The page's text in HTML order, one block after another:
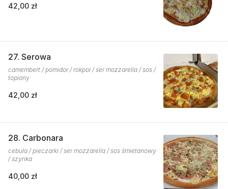
42,00 zł
27. Serowa
camembert / pomidor / rokpol / ser mozzarella / sos /
topiony
42,00 zł
28. Carbonara
cebula / pieczarki / ser mozzarella / sos śmietanowy
/ szynka
40,00 zł